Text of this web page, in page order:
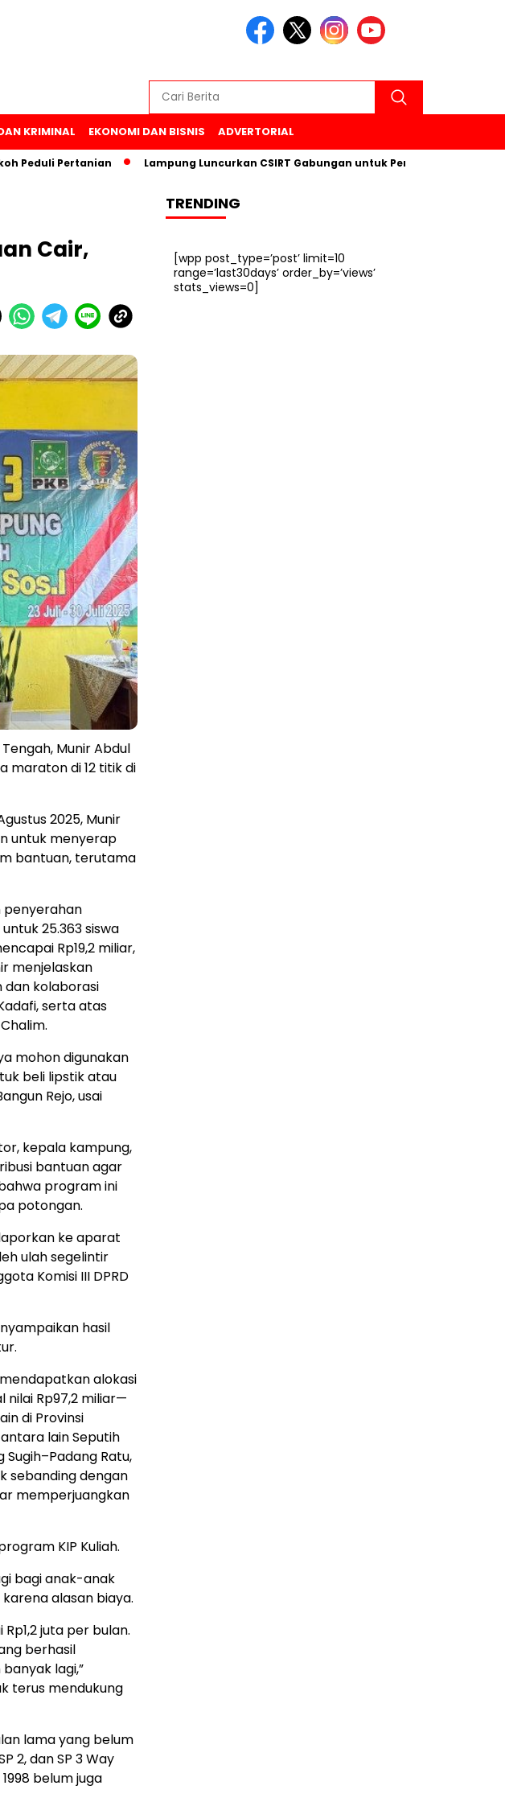
KRIMINAL EKONOMI DAN BISNIS ADVERTORIAL
Pertanian Lampung Luncurkan CSIRT Gabungan untuk Perkuat Keamanan Siber
Cair,
Munir Abdul
maraton di 12 titik di
2025, Munir
untuk menyerap
bantuan, terutama
penyerahan
25.363 siswa
Rp19,2 miliar,
menjelaskan
dan kolaborasi
serta atas
mohon digunakan
beli lipstik atau
Rejo, usai
kepala kampung,
bantuan agar
program ini
potongan.
ke aparat
ulah segelintir
Komisi III DPRD
hasil
alokasi
nilai Rp97,2 miliar—
di Provinsi
lain Seputih
Sugih–Padang Ratu,
sebanding dengan
memperjuangkan
KIP Kuliah.
bagi anak-anak
alasan biaya.
juta per bulan.
berhasil
lagi,”
terus mendukung
lama yang belum
2, dan SP 3 Way
belum juga
TRENDING
[wpp post_type=’post’ limit=10
range=’last30days’ order_by=’views’
stats_views=0]